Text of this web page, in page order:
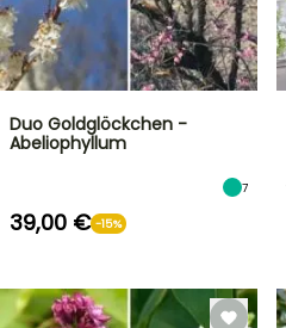
Duo Goldglöckchen -
Abeliophyllum
7
39,00 € -15%